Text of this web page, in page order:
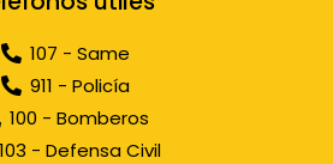
107 - Same
911 - Policía
100 - Bomberos
103 - Defensa Civil